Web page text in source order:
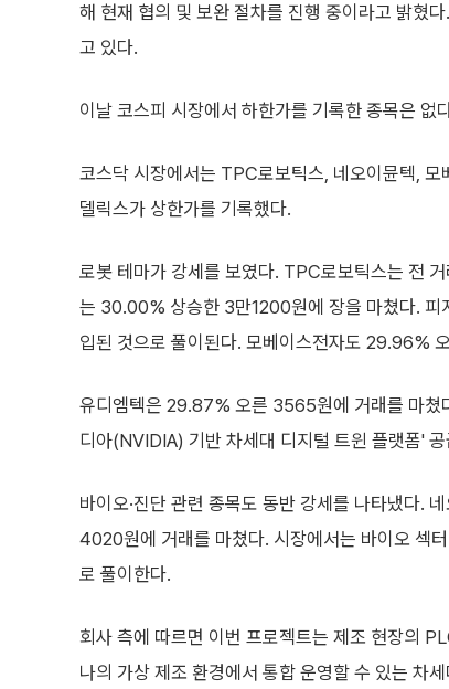
해 현재 협의 및 보완 절차를 진행 중이라고 밝혔
고 있다.
이날 코스피 시장에서 하한가를 기록한 종목은 없
코스닥 시장에서는 TPC로보틱스, 네오이뮨텍, 모
델릭스가 상한가를 기록했다.
로봇 테마가 강세를 보였다. TPC로보틱스는 전
는 30.00% 상승한 3만1200원에 장을 마쳤다. 피
입된 것으로 풀이된다. 모베이스전자도 29.96%
유디엠텍은 29.87% 오른 3565원에 거래를 마쳤
디아(NVIDIA) 기반 차세대 디지털 트윈 플랫폼'
바이오·진단 관련 종목도 동반 강세를 나타냈다
4020원에 거래를 마쳤다. 시장에서는 바이오 섹
로 풀이한다.
회사 측에 따르면 이번 프로젝트는 제조 현장의
나의 가상 제조 환경에서 통합 운영할 수 있는 차